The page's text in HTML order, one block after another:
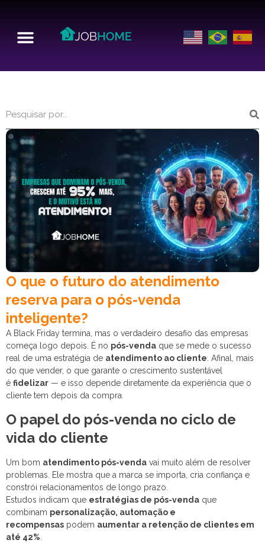
O que o futuro do atendimento
reserva para o pós-venda
inteligente?
A Black Friday termina, mas o verdadeiro desafio das empresas
começa logo depois. É no pós-venda que se mede o sucesso
real de uma estratégia de atendimento ao cliente . Afinal, mais
do que vender, o que garante o crescimento sustentável
é fidelizar — e isso depende diretamente da experiência que o
cliente tem depois da compra.
O papel do pós-venda no ciclo de
vida do cliente
Um bom atendimento pós-venda vai muito além de resolver
problemas. Ele mostra que a marca se importa, cria confiança e
constrói relacionamentos de longo prazo.
Estudos indicam que estratégias de pós-venda que
combinam personalização, automação e
recompensas podem aumentar a retenção de clientes em
até 42%